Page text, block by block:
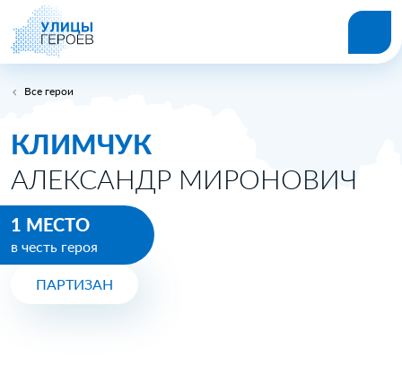
Все герои
КЛИМЧУК
АЛЕКСАНДР МИРОНОВИЧ
1 МЕСТО
в честь героя
ПАРТИЗАН